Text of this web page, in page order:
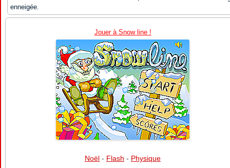
enneigée.
Jouer à Snow line !
Noël - Flash - Physique